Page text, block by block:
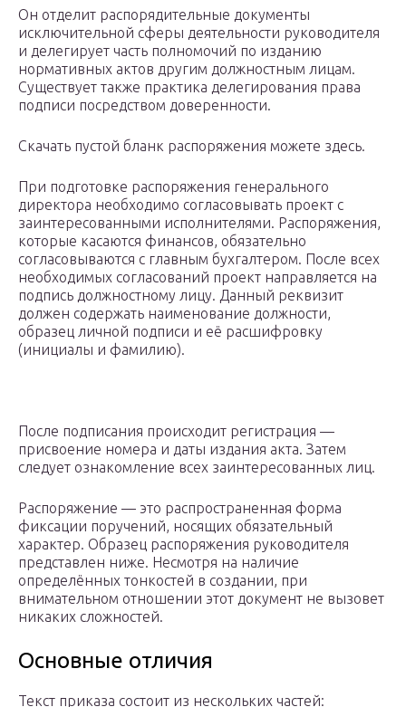
Он отделит распорядительные документы
исключительной сферы деятельности руководителя
и делегирует часть полномочий по изданию
нормативных актов другим должностным лицам.
Существует также практика делегирования права
подписи посредством доверенности.
Скачать пустой бланк распоряжения можете здесь.
При подготовке распоряжения генерального
директора необходимо согласовывать проект с
заинтересованными исполнителями. Распоряжения,
которые касаются финансов, обязательно
согласовываются с главным бухгалтером. После всех
необходимых согласований проект направляется на
подпись должностному лицу. Данный реквизит
должен содержать наименование должности,
образец личной подписи и её расшифровку
(инициалы и фамилию).
После подписания происходит регистрация —
присвоение номера и даты издания акта. Затем
следует ознакомление всех заинтересованных лиц.
Распоряжение — это распространенная форма
фиксации поручений, носящих обязательный
характер. Образец распоряжения руководителя
представлен ниже. Несмотря на наличие
определённых тонкостей в создании, при
внимательном отношении этот документ не вызовет
никаких сложностей.
Основные отличия
Текст приказа состоит из нескольких частей: